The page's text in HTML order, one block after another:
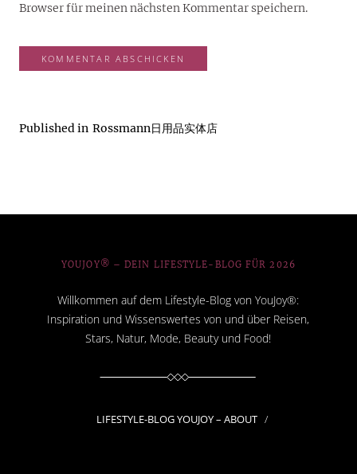
Browser für meinen nächsten Kommentar speichern.
Published in Rossmann日用品实体店
YOUJOY® – DEIN LIFESTYLE-BLOG FÜR 2026
Willkommen auf dem Lifestyle-Blog von YouJoy®:
Inspiration und Wissenswertes von und über Reisen,
Stars, Natur, Mode, Beauty und Food!
LIFESTYLE-BLOG YOUJOY – ABOUT